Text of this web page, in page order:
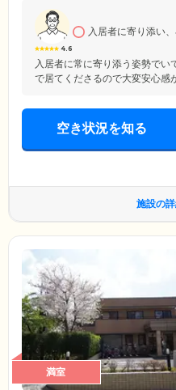
4.6
入居者に寄り添い、
入居者に常に寄り添う姿勢で
で居てくださるので大変安心感
空き状況を知る
施設の
満室